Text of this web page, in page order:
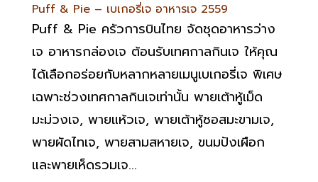
Puff & Pie – เบเกอรี่เจ อาหารเจ 2559
Puff & Pie ครัวการบินไทย จัดชุดอาหารว่าง
เจ อาหารกล่องเจ ต้อนรับเทศกาลกินเจ ให้คุณ
ได้เลือกอร่อยกับหลากหลายเมนูเบเกอรี่เจ พิเศษ
เฉพาะช่วงเทศกาลกินเจเท่านั้น พายเต้าหู้เม็ด
มะม่วงเจ, พายแห้วเจ, พายเต้าหู้ซอสมะขามเจ,
พายผัดไทเจ, พายสามสหายเจ, ขนมปังเผือก
และพายเห็ดรวมเจ...